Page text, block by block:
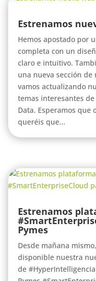
Estrenamos
Hemos apostado por
completa con un
claro e intuitivo.
una nueva sección de
vamos actualizando
temas interesantes
Data. Esperamos que
queréis que...
Estrenamos
Pymes
Desde mañana
disponible nuestra
de